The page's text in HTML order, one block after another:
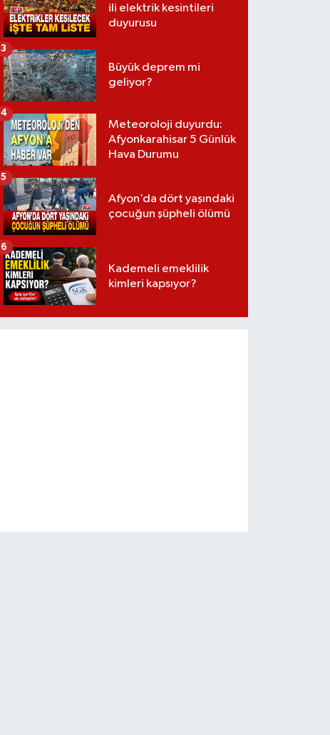
ili elektrik kesintileri
duyurusu
Büyük deprem mi
geliyor?
3
Meteoroloji duyurdu:
Afyonkarahisar 5 Günlük
Hava Durumu
4
Afyon’da dört yaşındaki
çocuğun şüpheli ölümü
5
Kademeli emeklilik
kimleri kapsıyor?
6